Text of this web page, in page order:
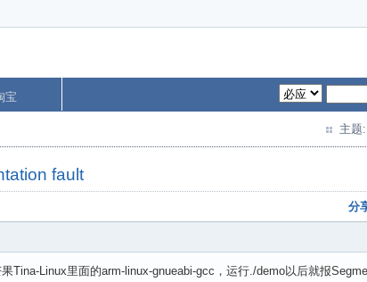
宝
主题:
fault
分
Tina-Linux里面的arm-linux-gnueabi-gcc，运行./demo以后就报